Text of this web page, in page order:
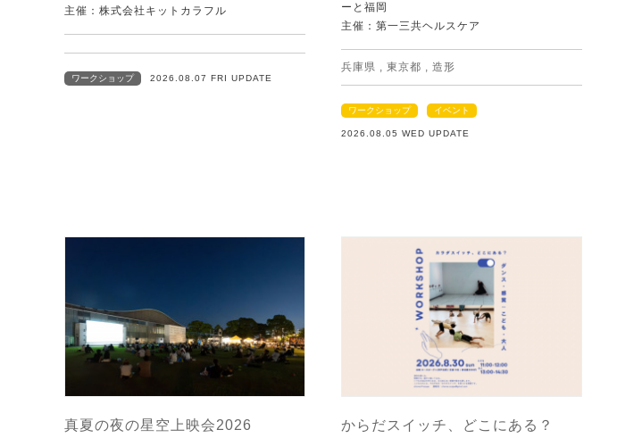
主催：株式会社キットカラフル
ワークショップ 2026.08.07 FRI UPDATE
ーと福岡
主催：第一三共ヘルスケア
兵庫県 , 東京都 , 造形
ワークショップ イベント
2026.08.05 WED UPDATE
真夏の夜の星空上映会2026 からだスイッチ、どこにある？